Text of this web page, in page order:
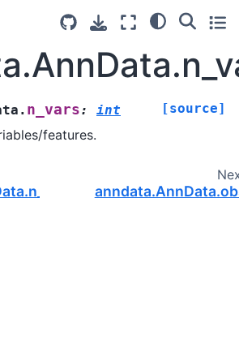
n_vars: int [source]
features.